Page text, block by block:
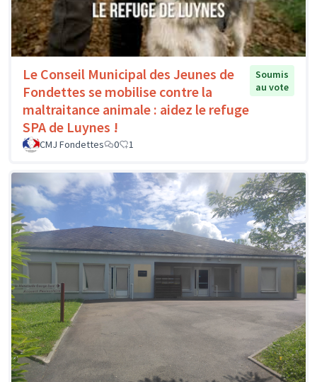
Le Conseil Municipal des Jeunes de
Fondettes se mobilise contre la
maltraitance animale : aidez le refuge
SPA de Luynes !
Soumis
au vote
CMJ Fondettes 0 1